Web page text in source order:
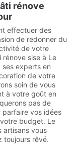
rénove
effectuer des
de redonner du
de votre
sise à Le
experts en
de votre
soin de vous
à votre goût en
pas de
vos idées
budget. Le
artisans vous
toujours rêvé.